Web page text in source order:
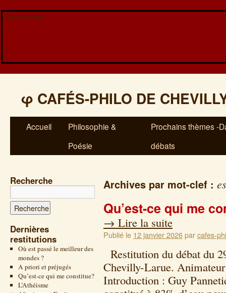
Veuillez patienter...
φ CAFÉS-PHILO DE
Accueil
Philosophie &
Poésie
Prochains thèmes -
débats
Recherche
Dernières
restitutions
Où est passé le meilleur des
mondes ?
A priori et préjugés
Qu’est-ce qui me constitue?
L’Athéisme
Archives par mot-clef :
Qu’est-ce qui me
→ Lire la suite
Publié le 12 janvier 2026parcafes-
Restitution du débat du
Chevilly-Larue.
Introduction : Guy